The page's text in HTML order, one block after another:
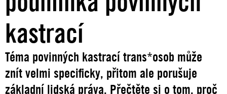
kastrací
Téma povinných kastrací trans*osob může
znít velmi specificky, přitom ale porušuje
základní lidská práva. Přečtěte si o tom, proč